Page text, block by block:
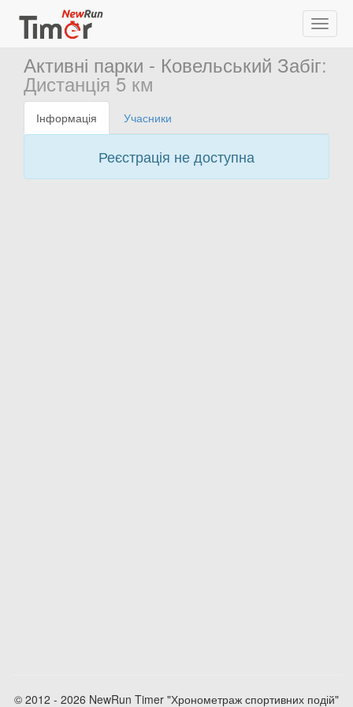
Активні парки - Ковельський Забіг:
Дистанція 5 км
Інформація Учасники
Реєстрація не доступна
© 2012 - 2026 NewRun Timer "Хронометраж спортивних подій"